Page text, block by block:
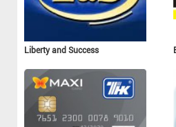
Liberty and Success